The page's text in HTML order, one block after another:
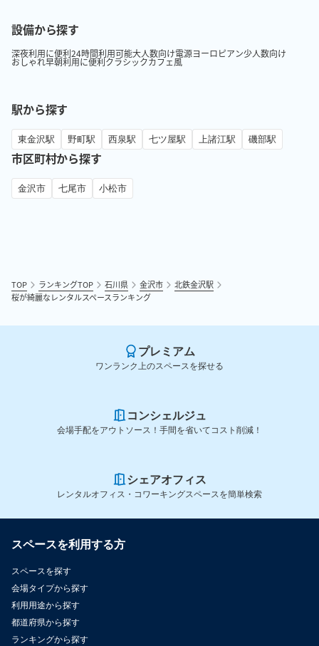
設備から探す
深夜利用に便利24時間利用可能大人数向け電源ヨーロピアン少人数向け
おしゃれ早朝利用に便利クラシックカフェ風
駅から探す
東金沢駅 野町駅 西泉駅 七ツ屋駅 上諸江駅 磯部駅
市区町村から探す
金沢市 七尾市 小松市
TOP ランキングTOP 石川県 金沢市
北鉄金沢駅
桜が綺麗なレンタルスペースランキング
プレミアム
ワンランク上のスペースを探せる
コンシェルジュ
会場手配をアウトソース！手間を省いてコスト削減！
シェアオフィス
レンタルオフィス・コワーキングスペースを簡単検索
スペースを利用する方
スペースを探す
会場タイプから探す
利用用途から探す
都道府県から探す
ランキングから探す